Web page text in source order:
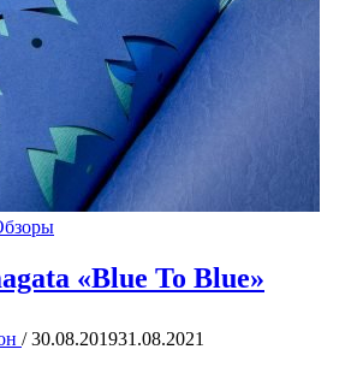
«Blue To Blue»
/ 30.08.201931.08.2021